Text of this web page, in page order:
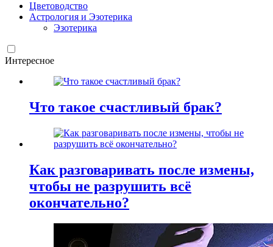
Цветоводство
Астрология и Эзотерика
Эзотерика
Интересное
Что такое счастливый брак?
Как разговаривать после измены,
чтобы не разрушить всё
окончательно?